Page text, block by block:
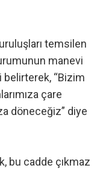
temsilen
manevi
“Bizim
çare
döneceğiz” diye
bu cadde çıkmaz